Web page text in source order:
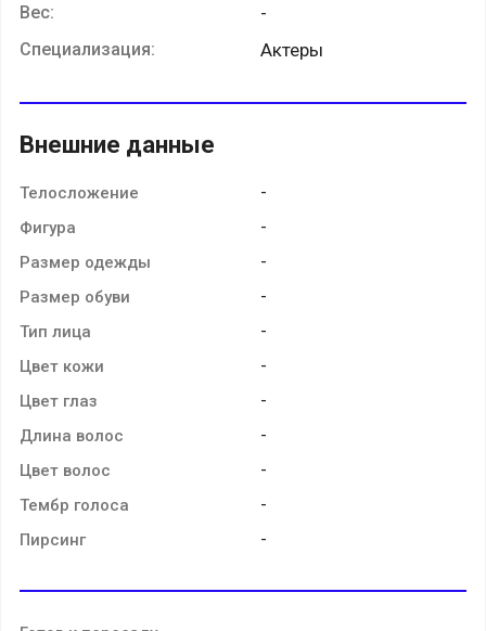
Вес: -
Специализация: Актеры
Внешние данные
Телосложение -
Фигура -
Размер одежды -
Размер обуви -
Тип лица -
Цвет кожи -
Цвет глаз -
Длина волос -
Цвет волос -
Тембр голоса -
Пирсинг -